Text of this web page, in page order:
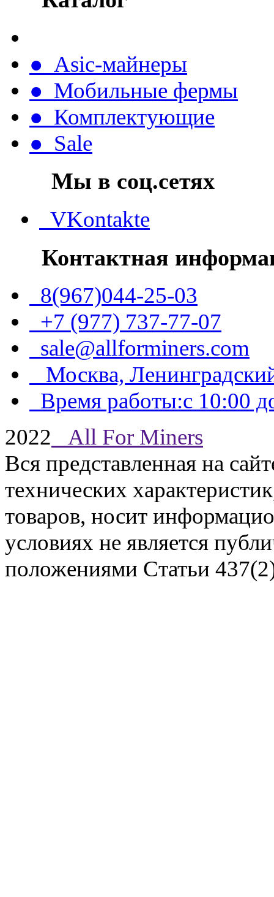
● Asic-майнеры
● Мобильные фермы
● Комплектующие
● Sale
Мы в соц.сетях
VKontakte
Контактная
8(967)044-25-03
+7 (977) 737-77-07
sale@allforminers.com
Москва,
Время работы:с 10:00
2022
All For Miners
Вся представленная на
технических
товаров, носит
условиях не является
положениями Статьи
Задать вопрос